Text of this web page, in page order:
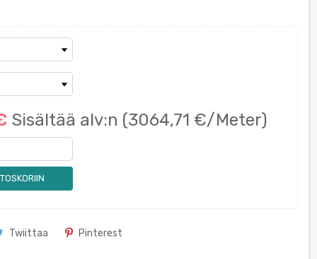
Sisältää alv:n (3064,71 €/Meter)
Twiittaa Pinterest